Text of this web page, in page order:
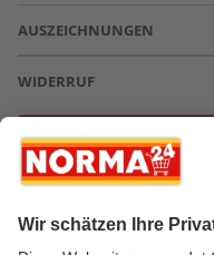
AUSZEICHNUNGEN
WIDERRUF
Vertrag widerrufen